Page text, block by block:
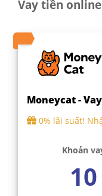
Vay tiền online
Moneycat -
0% lãi suất!
Khoản
10